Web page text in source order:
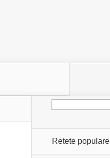
Caută
Retete populare